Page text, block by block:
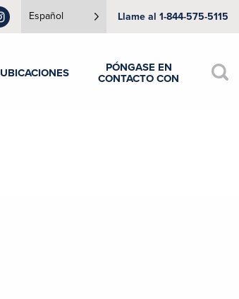
Español Llame al 1-844-575-5115
UBICACIONES
PÓNGASE EN
CONTACTO CON